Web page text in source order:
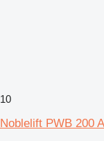
10
Noblelift PWB 200